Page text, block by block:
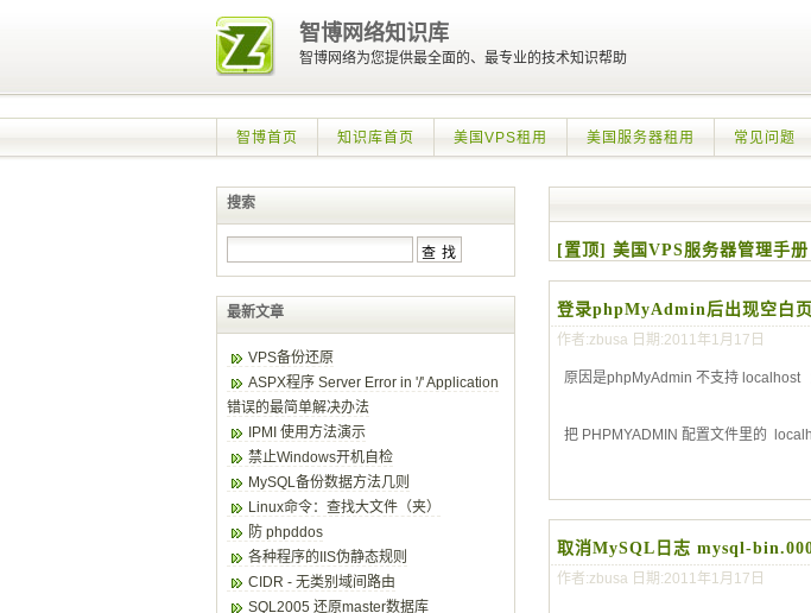
智博网络知识库
智博网络为您提供最全面的、最专业的技术知识帮助
智博首页 知识库首页 美国VPS租用 美国服务器租用 常见问题
[置顶] 美国VPS服务器管理手册
登录phpMyAdmin后出现空白页
作者:zbusa 日期:2011年1月17日
原因是phpMyAdmin 不支持 localhost
把 PHPMYADMIN 配置文件里的
取消MySQL日志 mysql-
作者:zbusa 日期:2011年1月17日
搜索
最新文章
VPS备份还原
ASPX程序 Server Error in '/' Application
错误的最简单解决办法
IPMI 使用方法演示
禁止Windows开机自检
MySQL备份数据方法几则
Linux命令：查找大文件（夹）
防 phpddos
各种程序的IIS伪静态规则
CIDR - 无类别域间路由
SQL2005 还原master数据库